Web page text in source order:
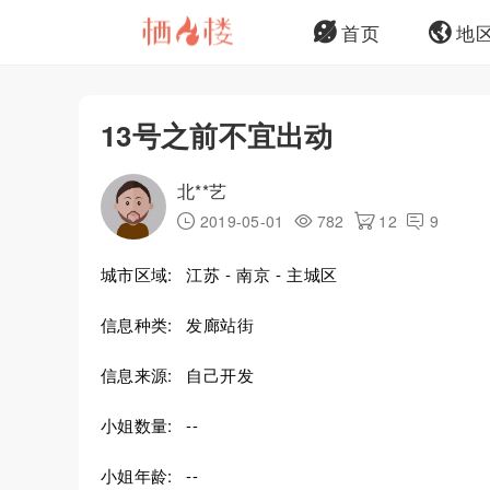
首页 地
13号之前不宜出动
北**艺
2019-05-01 782 12 9
城市区域: 江苏 - 南京 - 主城区
信息种类: 发廊站街
信息来源: 自己开发
小姐数量: --
小姐年龄: --